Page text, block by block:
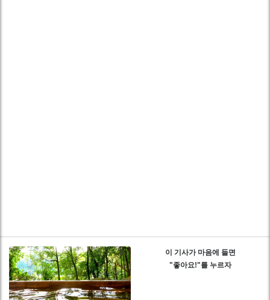
이 기사가 마음에 들면
"좋아요!"를 누르자